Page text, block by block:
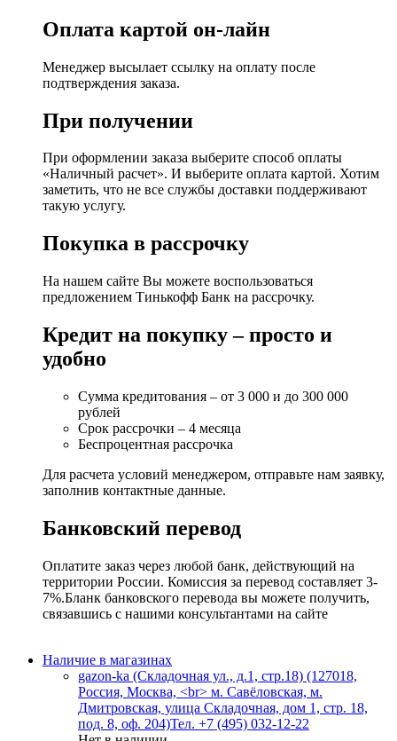
Оплата картой он-лайн
Менеджер высылает ссылку на оплату после
подтверждения заказа.
При получении
При оформлении заказа выберите способ оплаты
«Наличный расчет». И выберите оплата картой. Хотим
заметить, что не все службы доставки поддерживают
такую услугу.
Покупка в рассрочку
На нашем сайте Вы можете воспользоваться
предложением Тинькофф Банк на рассрочку.
Кредит на покупку – просто и
удобно
Сумма кредитования – от 3 000 и до 300 000
рублей
Срок рассрочки – 4 месяца
Беспроцентная рассрочка
Для расчета условий менеджером, отправьте нам заявку,
заполнив контактные данные.
Банковский перевод
Оплатите заказ через любой банк, действующий на
территории России. Комиссия за перевод составляет 3-
7%.Бланк банковского перевода вы можете получить,
связавшись с нашими консультантами на сайте
Наличие в магазинах
gazon-ka (Складочная ул., д.1, стр.18) (127018,
Россия, Москва, <br> м. Савёловская, м.
Дмитровская, улица Складочная, дом 1, стр. 18,
под. 8, оф. 204)Тел. +7 (495) 032-12-22